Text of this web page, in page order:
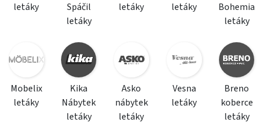
letáky
Spáčil
letáky
letáky
letáky
Bohemia
letáky
Mobelix
letáky
Kika
Nábytek
letáky
Asko
nábytek
letáky
Vesna
letáky
Breno
koberce
letáky